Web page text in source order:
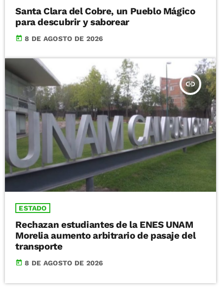
Santa Clara del Cobre, un Pueblo Mágico
para descubrir y saborear
today 8 DE AGOSTO DE 2026
insert_link
ESTADO
Rechazan estudiantes de la ENES UNAM
Morelia aumento arbitrario de pasaje del
transporte
today 8 DE AGOSTO DE 2026